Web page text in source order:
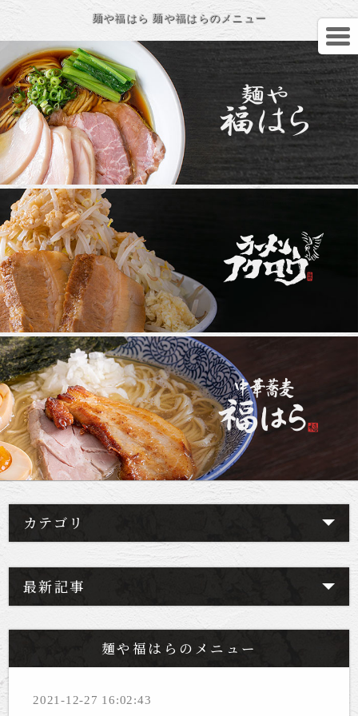
麺や福はら 麺や福はらのメニュー
カテゴリ
最新記事
麺や福はらのメニュー
2021-12-27 16:02:43